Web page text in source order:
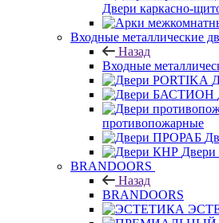
Двери каркасно-
Входные металлические
Назад
Входные
противопожарные
BRANDOORS
Назад
BRANDOORS